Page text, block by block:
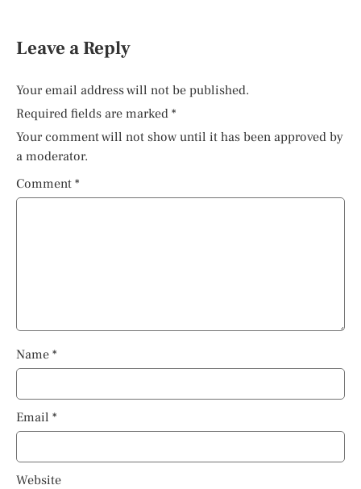
Leave a Reply
Your email address will not be published.
Required fields are marked *
Your comment will not show until it has been approved by
a moderator.
Comment *
Name *
Email *
Website